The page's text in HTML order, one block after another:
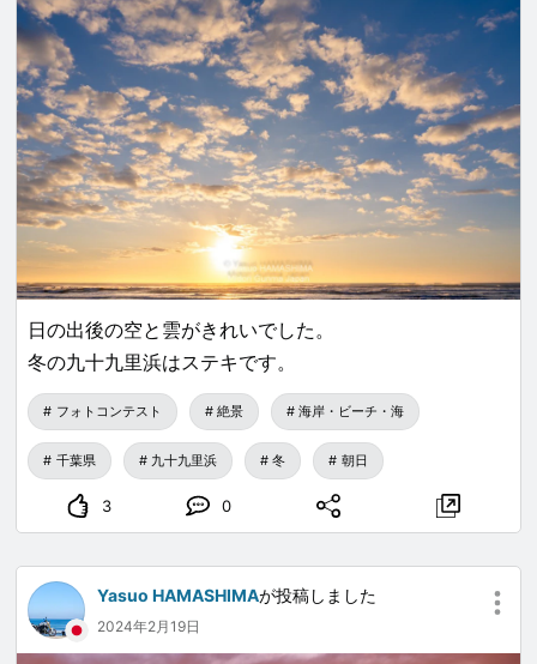
日の出後の空と雲がきれいでした。
冬の九十九里浜はステキです。
フォトコンテスト 絶景 海岸・ビーチ・海
千葉県 九十九里浜 冬 朝日
3 0
Yasuo HAMASHIMAが投稿しました
2024年2月19日